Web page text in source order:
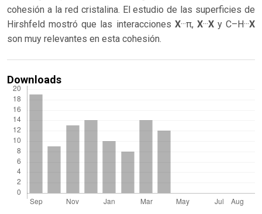
cohesión a la red cristalina. El estudio de las superficies de
Hirshfeld mostró que las interacciones X···π, X···Xy C–H···X
son muy relevantes en esta cohesión.
Downloads